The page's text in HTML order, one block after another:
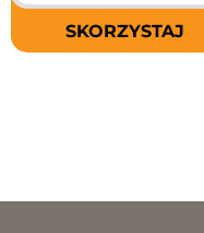
SKORZYSTAJ